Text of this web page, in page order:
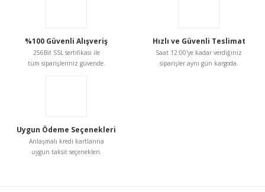
%100 Güvenli Alışveriş
256Bit SSL sertifikası ile
tüm siparişleriniz güvende.
Hızlı ve Güvenli Teslimat
Saat 12:00'ye kadar verdiğiniz
siparişler aynı gün kargoda.
Uygun Ödeme Seçenekleri
Anlaşmalı kredi kartlarına
uygun taksit seçenekleri.